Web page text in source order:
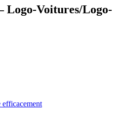
Logo-Voitures/Logo-
efficacement